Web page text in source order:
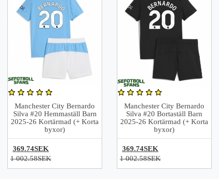
Manchester City Bernardo
Silva #20 Hemmaställ Barn
2025-26 Kortärmad (+ Korta
byxor)
369.74SEK
1 002.58SEK
Manchester City Bernardo
Silva #20 Bortaställ Barn
2025-26 Kortärmad (+ Korta
byxor)
369.74SEK
1 002.58SEK